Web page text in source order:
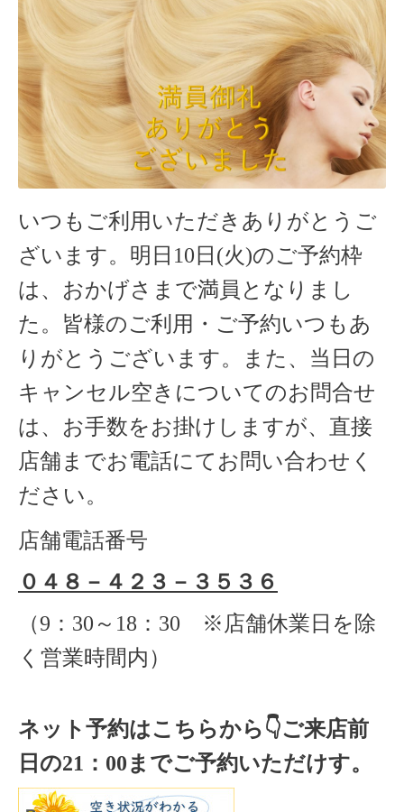
いつもご利用いただきありがとうご
ざいます。明日10 日(火)のご予約枠
は、おかげさまで満員となりまし
た。皆様のご利用・ご予約いつもあ
りがとうございます。
また、当日の
キャンセル空きについてのお問合せ
は、お手数をお掛けしますが、直接
店舗までお電話にてお問い合わせく
ださい。
店舗電話番号
０４８－４２３－３５３６
（9 ： 30 ～ 18 ： 30 ※店舗休業日を除
く 営業時間内）
ネット予約はこちらから👇ご来店前
日の21 ： 00までご予約いただけす。